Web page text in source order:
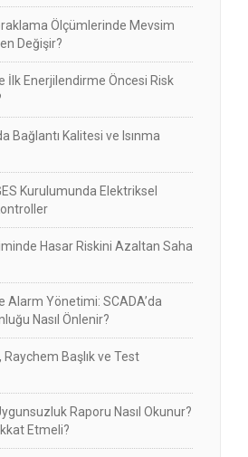
Ölçümlerinde Mevsim
Değişir?
İlk Enerjilendirme Öncesi Risk
Bağlantı Kalitesi ve Isınma
Kurulumunda Elektriksel
Hasar Riskini Azaltan Saha
Alarm Yönetimi: SCADA’da
Nasıl Önlenir?
Raychem Başlık ve Test
Raporu Nasıl Okunur?
Etmeli?